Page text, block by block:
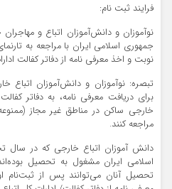
فرایند ثبت نام:
نوآموزان و دانش‌آموزان اتباع و
نوبت و اخذ معرفی نامه از دفاتر کفالت
تبصره: نوآموزان و دانش‌آموزان اتباع
برای دریافت معرفی نامه، به دفاتر
خارجی ساکن در مناطق غیر مجاز
مراجعه کنند.
دانش آموزان اتباع خارجی که در
اسلامی ایران مشغول به تحصیل
تحصیل آنان می‌توانند پس از ثبت‌نام